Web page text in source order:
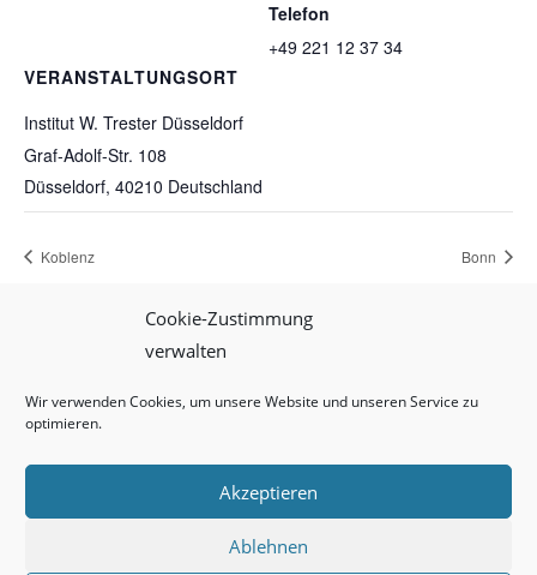
Cookie-Zustimmung
verwalten
Wir verwenden Cookies, um unsere Website und unseren Service zu
optimieren.
Akzeptieren
Ablehnen
VERANSTALTUNGSORT
Institut W. Trester Düsseldorf
Graf-Adolf-Str. 108
Düsseldorf, 40210 Deutschland
Telefon
+49 221 12 37 34
Koblenz Bonn
Impressum
W. Trester – Institut für Augenprothetik GmbH